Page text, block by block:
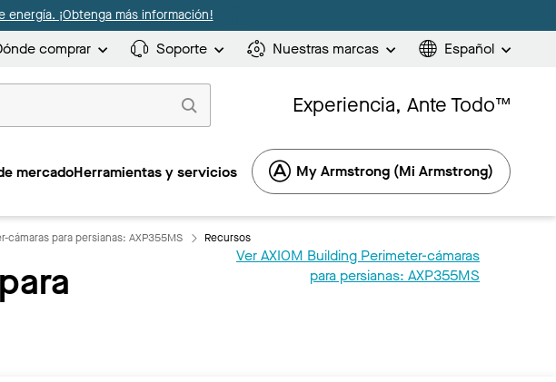
energía. ¡Obtenga más información!
comprar Soporte Nuestras marcas Español
Experiencia, Ante Todo™
mercadoHerramientas y servicios My Armstrong (Mi Armstrong)
cámaras para persianas: AXP355MS Recursos
Ver AXIOM Building Perimeter-cámaras
para persianas: AXP355MS